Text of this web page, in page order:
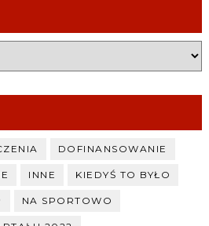
DOFINANSOWANIE
INNE KIEDYŚ TO BYŁO
NA SPORTOWO